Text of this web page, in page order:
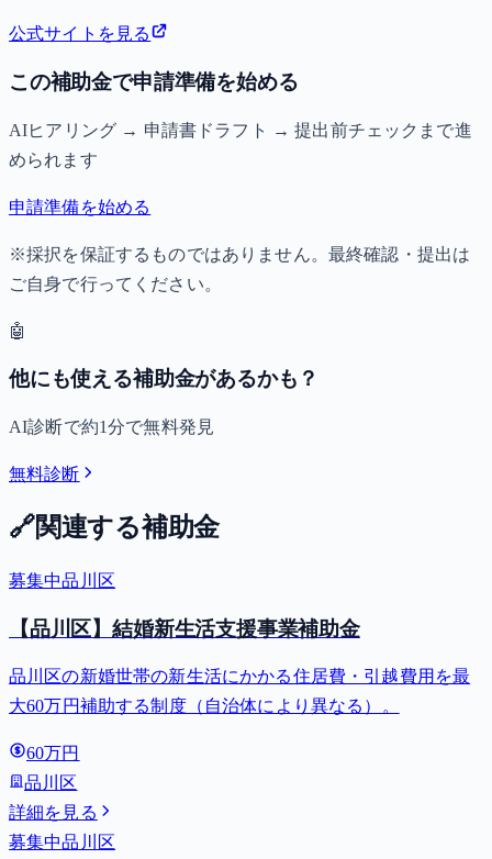
公式サイトを見る
この補助金で申請準備を始める
AIヒアリング → 申請書ドラフト → 提出前チェックまで進
められます
申請準備を始める
※採択を保証するものではありません。最終確認・提出は
ご自身で行ってください。
🤖
他にも使える補助金があるかも？
AI診断で約1分で無料発見
無料診断
🔗関連する補助金
募集中品川区
【品川区】結婚新生活支援事業補助金
品川区の新婚世帯の新生活にかかる住居費・引越費用を最
大60万円補助する制度（自治体により異なる）。
60万円
品川区
詳細を見る
募集中品川区